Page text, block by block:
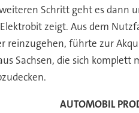
Schritt geht es
zeigt. Aus dem
reinzugehen, führte zur
Sachsen, die sich
AUTOMOBIL